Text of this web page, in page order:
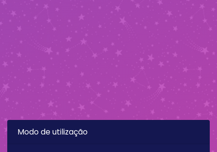
Modo de utilização